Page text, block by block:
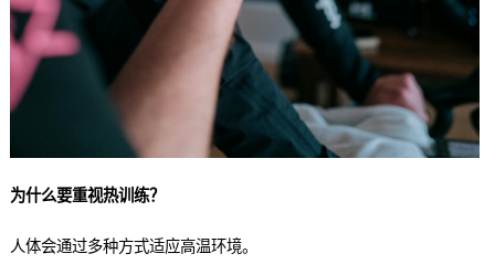
为什么要重视热训练？
人体会通过多种方式适应高温环境。